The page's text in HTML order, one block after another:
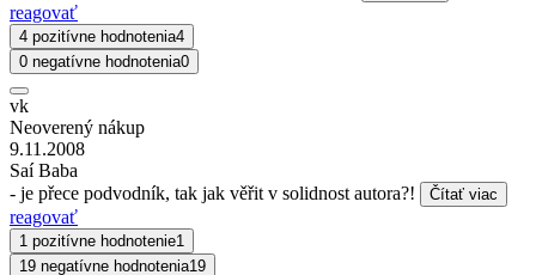
reagovať
4 pozitívne hodnotenia4
0 negatívne hodnotenia0
vk
Neoverený nákup
9.11.2008
Saí Baba
- je přece podvodník, tak jak věřit v solidnost autora?!
Čítať viac
reagovať
1 pozitívne hodnotenie1
19 negatívne hodnotenia19